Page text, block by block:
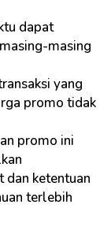
dapat
masing
yang
promo tidak
promo ini
dan ketentuan
terlebih